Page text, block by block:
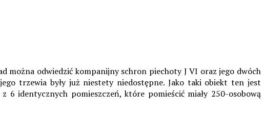
można odwiedzić kompanijny schron piechoty J VI oraz jego dwóch
trzewia były już niestety niedostępne. Jako taki obiekt ten jest
6 identycznych pomieszczeń, które pomieścić miały 250-osobową